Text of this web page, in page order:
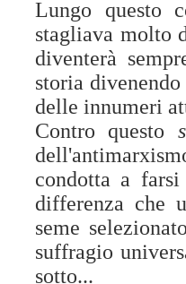
Lungo questo
stagliava molto
diventerà
storia
delle innumeri
Contro questo
condotta a
differenza che
seme
suffragio
sotto...